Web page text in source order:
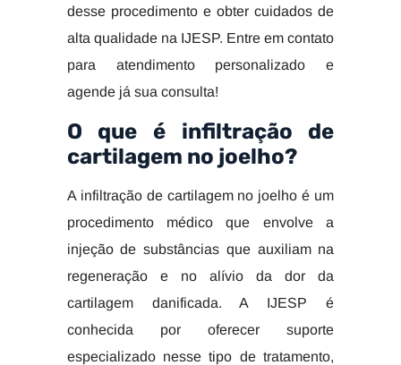
desse procedimento e obter cuidados de
alta qualidade na IJESP. Entre em contato
para atendimento personalizado e
agende já sua consulta!
O que é infiltração de
cartilagem no joelho?
A infiltração de cartilagem no joelho é um
procedimento médico que envolve a
injeção de substâncias que auxiliam na
regeneração e no alívio da dor da
cartilagem danificada. A IJESP é
conhecida por oferecer suporte
especializado nesse tipo de tratamento,